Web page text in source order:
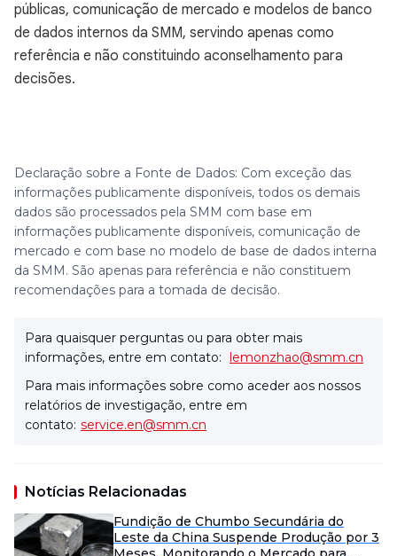
públicas, comunicação de mercado e modelos de banco
de dados internos da SMM, servindo apenas como
referência e não constituindo aconselhamento para
decisões.
Declaração sobre a Fonte de Dados: Com exceção das
informações publicamente disponíveis, todos os demais
dados são processados pela SMM com base em
informações publicamente disponíveis, comunicação de
mercado e com base no modelo de base de dados interna
da SMM. São apenas para referência e não constituem
recomendações para a tomada de decisão.
Para quaisquer perguntas ou para obter mais
informações, entre em contato: lemonzhao@smm.cn
Para mais informações sobre como aceder aos nossos
relatórios de investigação, entre em
contato: service.en@smm.cn
Notícias Relacionadas
Fundição de Chumbo Secundária do
Leste da China Suspende Produção por 3